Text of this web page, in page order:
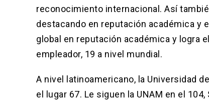
reconocimiento internacional. Así
destacando en reputación académica y
global en reputación académica y logra
empleador, 19 a nivel mundial.
A nivel latinoamericano, la Universidad
el lugar 67. Le siguen la UNAM en el